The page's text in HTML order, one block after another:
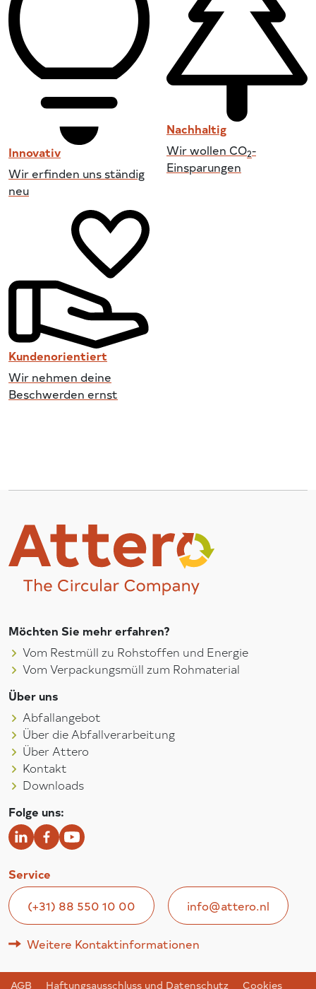
Innovativ
Wir erfinden uns ständig
neu
Nachhaltig
Wir wollen CO2-
Einsparungen
Kundenorientiert
Wir nehmen deine
Beschwerden ernst
Möchten Sie mehr erfahren?
Vom Restmüll zu Rohstoffen und Energie
Vom Verpackungsmüll zum Rohmaterial
Über uns
Abfallangebot
Über die Abfallverarbeitung
Über Attero
Kontakt
Downloads
Folge uns:
Service
(+31) 88 550 10 00 info@attero.nl
Weitere Kontaktinformationen
AGB Haftungsausschluss und Datenschutz Cookies